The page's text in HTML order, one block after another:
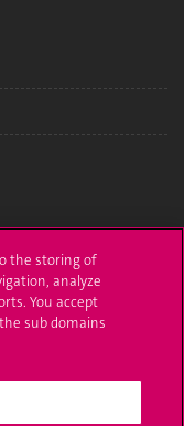
the storing of
analyze
You accept
sub domains